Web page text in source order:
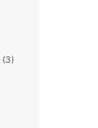
(3)